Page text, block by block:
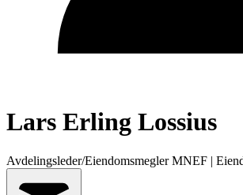
Lars Erling Lossius
Avdelingsleder/Eiendomsmegler MNEF |